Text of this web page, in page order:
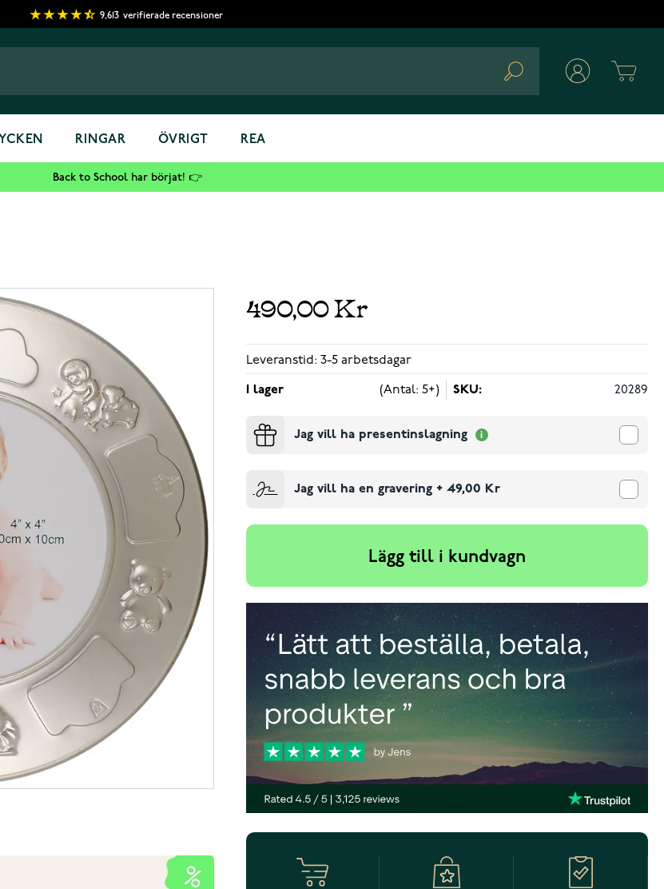
9,613 verifierade recensioner
Search
RINGAR ÖVRIGT REA
Back to School har börjat! 👉
490,00 Kr
Leveranstid: 3-5 arbetsdagar
I lager (Antal: 5+) SKU: 20289
Jag vill ha presentinslagning
Jag vill ha en gravering+ 49,00 Kr
Lägg till i kundvagn